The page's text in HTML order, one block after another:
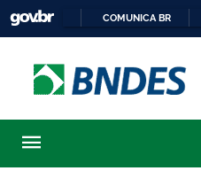
COMUNICA BR